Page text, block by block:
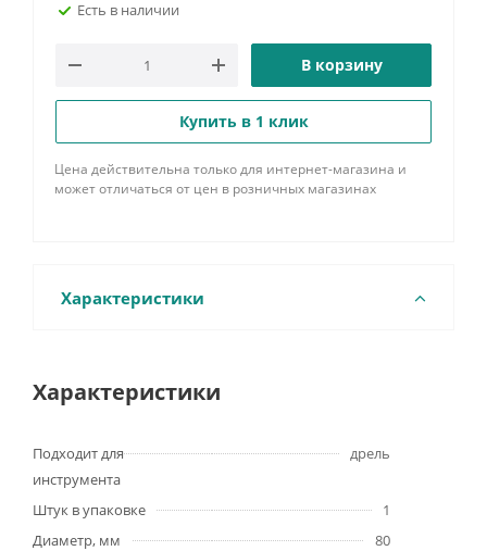
Есть в наличии
В корзину
Купить в 1 клик
Цена действительна только для интернет-магазина и
может отличаться от цен в розничных магазинах
Характеристики
Характеристики
Подходит для
инструмента
дрель
Штук в упаковке
1
Диаметр, мм
80